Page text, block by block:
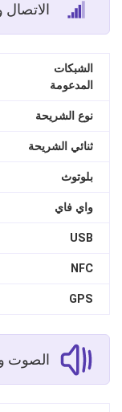
الشبكات
المدعومة
نوع الشريحة
ثنائي الشريحة
بلوتوث
واي فاي
USB
NFC
GPS
الصوت